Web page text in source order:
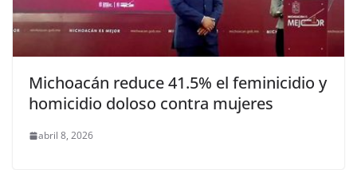
Michoacán reduce 41.5% el feminicidio y
homicidio doloso contra mujeres
abril 8, 2026